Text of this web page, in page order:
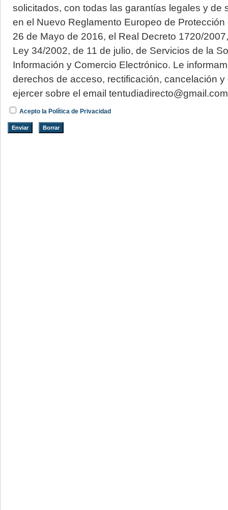
solicitados, con todas las garantías legales y de
en el Nuevo Reglamento Europeo de
26 de Mayo de 2016, el Real Decreto 1720/
Ley 34/2002, de 11 de julio, de Servicios de la
Información y Comercio Electrónico. Le
derechos de acceso, rectificación, cancelación
ejercer sobre el email
Acepto la Política de Privacidad